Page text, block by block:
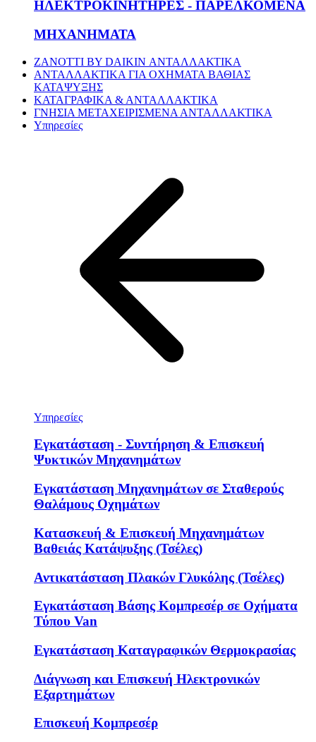
ΗΛΕΚΤΡΟΚΙΝΗΤΗΡΕΣ - ΠΑΡΕΛΚΟΜΕΝΑ
ΜΗΧΑΝΗΜΑΤΑ
ZANOTTI BY DAIKIN ΑΝΤΑΛΛΑΚΤΙΚΑ
ΑΝΤΑΛΛΑΚΤΙΚΑ ΓΙΑ ΟΧΗΜΑΤΑ ΒΑΘΙΑΣ
ΚΑΤΑΨΥΞΗΣ
ΚΑΤΑΓΡΑΦΙΚΑ & ΑΝΤΑΛΛΑΚΤΙΚΑ
ΓΝΗΣΙΑ ΜΕΤΑΧΕΙΡΙΣΜΕΝΑ ΑΝΤΑΛΛΑΚΤΙΚΑ
Υπηρεσίες
Υπηρεσίες
Εγκατάσταση - Συντήρηση & Επισκευή
Ψυκτικών Μηχανημάτων
Εγκατάσταση Μηχανημάτων σε Σταθερούς
Θαλάμους Οχημάτων
Κατασκευή & Επισκευή Μηχανημάτων
Βαθειάς Κατάψυξης (Τσέλες)
Αντικατάσταση Πλακών Γλυκόλης (Τσέλες)
Εγκατάσταση Βάσης Κομπρεσέρ σε Οχήματα
Τύπου Van
Εγκατάσταση Καταγραφικών Θερμοκρασίας
Διάγνωση και Επισκευή Ηλεκτρονικών
Εξαρτημάτων
Επισκευή Κομπρεσέρ